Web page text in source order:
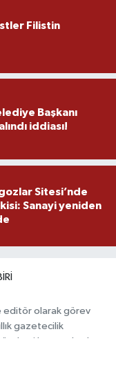
Filistin
Başkanı
iddiası!
Sitesi’nde
Sanayi yeniden
editör olarak görev
gazetecilik
başta olmak
sürece katkı sunan